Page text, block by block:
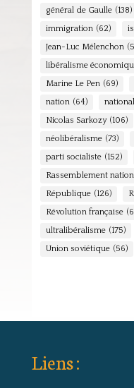
général de Gaulle (138)
immigration (62)
Jean-Luc Mélenchon
libéralisme
Marine Le Pen (69)
nation (64)
Nicolas Sarkozy (106)
néolibéralisme (73)
parti socialiste (152)
Rassemblement
République (126)
Révolution française
ultralibéralisme (175)
Union soviétique (56)
Liens :